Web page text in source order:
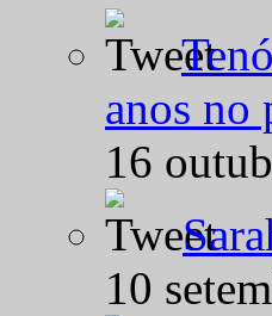
anos no
16
10